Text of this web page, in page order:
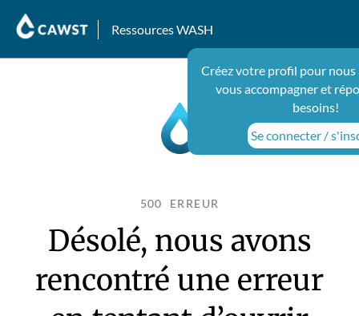
Ressources WASH
Créez votre profil pour nous
vous accompagner et
besoins!
Se connecter /
500 ERREUR
Désolé, nous avons
rencontré une erreur